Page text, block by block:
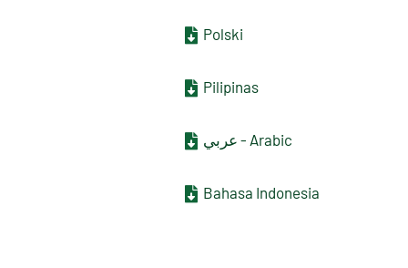
Polski
Pilipinas
عربي - Arabic
Bahasa Indonesia